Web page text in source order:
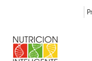
Empanadas
porWeb Admin NI